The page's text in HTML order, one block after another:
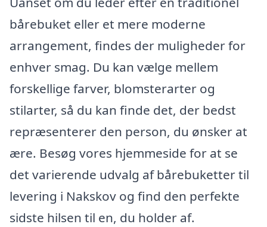
bårebuket eller et mere moderne
arrangement, findes der muligheder for
enhver smag. Du kan vælge mellem
forskellige farver, blomsterarter og
stilarter, så du kan finde det, der bedst
repræsenterer den person, du ønsker at
ære. Besøg vores hjemmeside for at se
det varierende udvalg af bårebuketter til
levering i Nakskov og find den perfekte
sidste hilsen til en, du holder af.